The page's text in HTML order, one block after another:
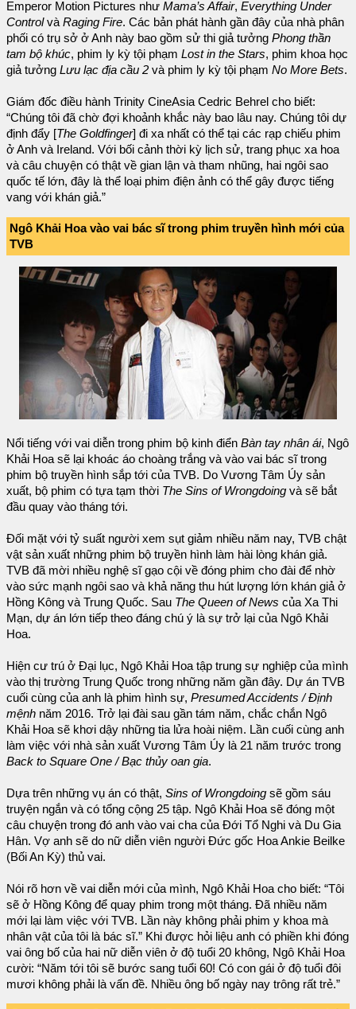
Emperor Motion Pictures như Mama’s Affair, Everything Under
Controlvà Raging Fire. Các bản phát hành gần đây của nhà phân
phối có trụ sở ở Anh này bao gồm sử thi giả tưởng Phong thần
tam bộ khúc, phim ly kỳ tội phạm Lost in the Stars, phim khoa học
giả tưởng Lưu lạc địa cầu 2 và phim ly kỳ tội phạm No More Bets.
Giám đốc điều hành Trinity CineAsia Cedric Behrel cho biết:
“Chúng tôi đã chờ đợi khoảnh khắc này bao lâu nay. Chúng tôi dự
định đẩy [The Goldfinger] đi xa nhất có thể tại các rạp chiếu phim
ở Anh và Ireland. Với bối cảnh thời kỳ lịch sử, trang phục xa hoa
và câu chuyện có thật về gian lận và tham nhũng, hai ngôi sao
quốc tế lớn, đây là thể loại phim điện ảnh có thể gây được tiếng
vang với khán giả.”
Ngô Khải Hoa vào vai bác sĩ trong phim truyền hình mới của
TVB
Nổi tiếng với vai diễn trong phim bộ kinh điển Bàn tay nhân ái, Ngô
Khải Hoa sẽ lại khoác áo choàng trắng và vào vai bác sĩ trong
phim bộ truyền hình sắp tới của TVB. Do Vương Tâm Úy sản
xuất, bộ phim có tựa tạm thời The Sins of Wrongdoing và sẽ bắt
đầu quay vào tháng tới.
Đối mặt với tỷ suất người xem sụt giảm nhiều năm nay, TVB chật
vật sản xuất những phim bộ truyền hình làm hài lòng khán giả.
TVB đã mời nhiều nghệ sĩ gạo cội về đóng phim cho đài để nhờ
vào sức mạnh ngôi sao và khả năng thu hút lượng lớn khán giả ở
Hồng Kông và Trung Quốc. Sau The Queen of News của Xa Thi
Mạn, dự án lớn tiếp theo đáng chú ý là sự trở lại của Ngô Khải
Hoa.
Hiện cư trú ở Đại lục, Ngô Khải Hoa tập trung sự nghiệp của mình
vào thị trường Trung Quốc trong những năm gần đây. Dự án TVB
cuối cùng của anh là phim hình sự, Presumed Accidents / Định
mệnh năm 2016. Trở lại đài sau gần tám năm, chắc chắn Ngô
Khải Hoa sẽ khơi dậy những tia lửa hoài niệm. Lần cuối cùng anh
làm việc với nhà sản xuất Vương Tâm Úy là 21 năm trước trong
Back to Square One / Bạc thủy oan gia.
Dựa trên những vụ án có thật, Sins of Wrongdoing sẽ gồm sáu
truyện ngắn và có tổng cộng 25 tập. Ngô Khải Hoa sẽ đóng một
câu chuyện trong đó anh vào vai cha của Đới Tổ Nghi và Du Gia
Hân. Vợ anh sẽ do nữ diễn viên người Đức gốc Hoa Ankie Beilke
(Bối An Kỳ) thủ vai.
Nói rõ hơn về vai diễn mới của mình, Ngô Khải Hoa cho biết: “Tôi
sẽ ở Hồng Kông để quay phim trong một tháng. Đã nhiều năm
mới lại làm việc với TVB. Lần này không phải phim y khoa mà
nhân vật của tôi là bác sĩ.” Khi được hỏi liệu anh có phiền khi đóng
vai ông bố của hai nữ diễn viên ở độ tuổi 20 không, Ngô Khải Hoa
cười: “Năm tới tôi sẽ bước sang tuổi 60! Có con gái ở độ tuổi đôi
mươi không phải là vấn đề. Nhiều ông bố ngày nay trông rất trẻ.”